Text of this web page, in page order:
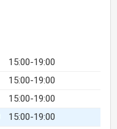
15:00-19:00
15:00-19:00
15:00-19:00
15:00-19:00